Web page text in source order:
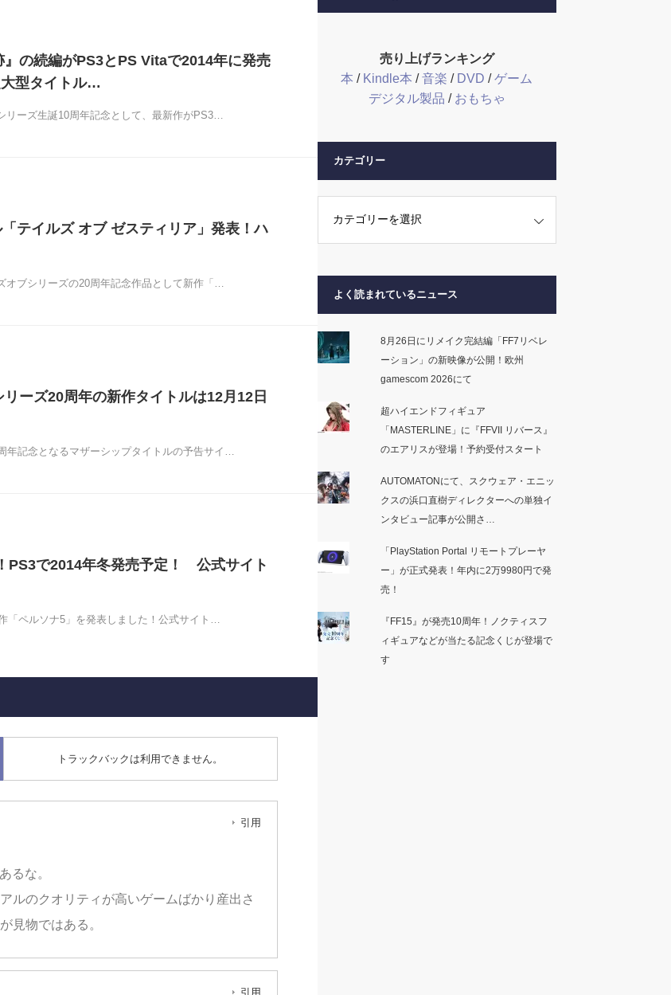
』の続編がPS3とPS Vitaで2014年に発売
型タイトル…
リーズ生誕10周年記念として、最新作がPS3…
テイルズ オブ ゼスティリア」発表！ハ
オブシリーズの20周年記念作品として新作「…
リーズ20周年の新作タイトルは12月12日
年記念となるマザーシップタイトルの予告サイ…
PS3で2014年冬発売予定！ 公式サイト
「ペルソナ5」を発表しました！公式サイト…
トラックバックは利用できません。
引用
るな。
ルのクオリティが高いゲームばかり産出さ
見物ではある。
引用
売り上げランキング
本 / Kindle本 /音楽 / DVD /ゲーム
デジタル製品 / おもちゃ
カテゴリー
よく読まれているニュース
8月26日にリメイク完結編「FF7リベレ
ーション」の新映像が公開！欧州
gamescom 2026にて
超ハイエンドフィギュア
「MASTERLINE」に『FFVII リバース』
のエアリスが登場！予約受付スタート
AUTOMATONにて、スクウェア・エニッ
クスの浜口直樹ディレクターへの単独イ
ンタビュー記事が公開さ…
「PlayStation Portal リモートプレーヤ
ー」が正式発表！年内に2万9980円で発
売！
『FF15』が発売10周年！ノクティスフ
ィギュアなどが当たる記念くじが登場で
す